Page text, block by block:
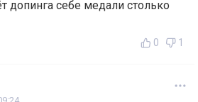
допинга себе медали столько
0 1